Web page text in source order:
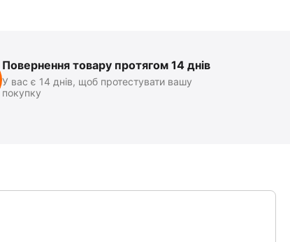
Повернення товару протягом 14 днів
У вас є 14 днів, щоб протестувати вашу
покупку